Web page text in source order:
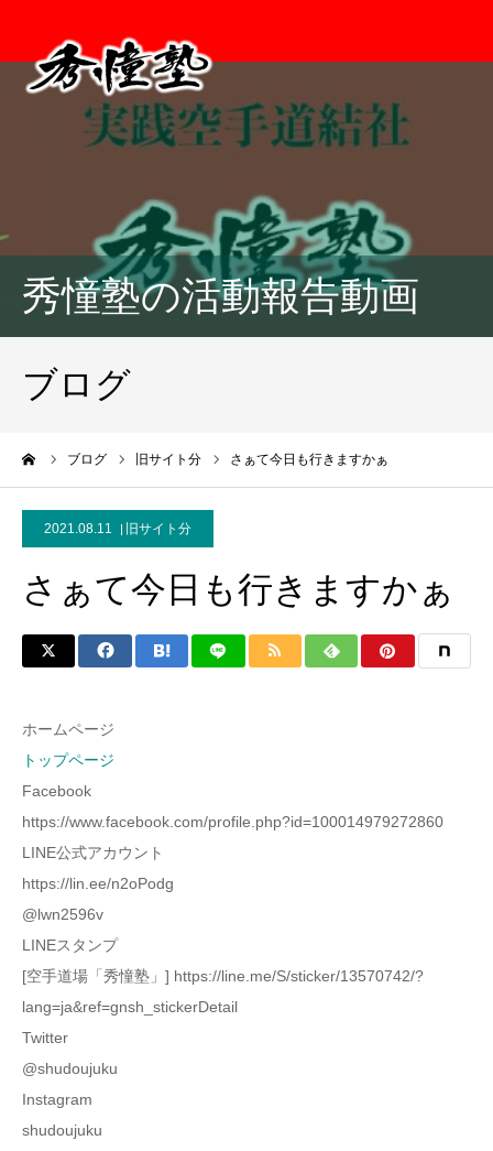
秀憧塾の活動報告動画
ブログ
ブログ 旧サイト分 さぁて今日も行きますかぁ
2021.08.11 旧サイト分
さぁて今日も行きますかぁ
ホームページ
トップページ
Facebook
https://www.facebook.com/profile.php?id=100014979272860
LINE公式アカウント
https://lin.ee/n2oPodg
@lwn2596v
LINEスタンプ
[空手道場「秀憧塾」] https://line.me/S/sticker/13570742/?
lang=ja&ref=gnsh_stickerDetail
Twitter
@shudoujuku
Instagram
shudoujuku